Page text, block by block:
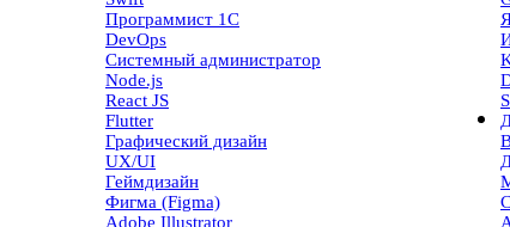
Программист 1С
DevOps
Системный администратор
Node.js
React JS
Flutter
Графический дизайн
UX/UI
Геймдизайн
Фигма (Figma)
Adobe Illustrator